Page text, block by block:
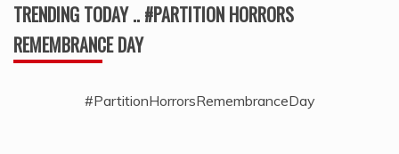
TRENDING TODAY .. #PARTITION HORRORS
REMEMBRANCE DAY
#PartitionHorrorsRemembranceDay